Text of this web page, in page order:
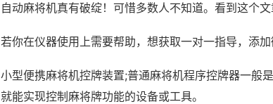
自动麻将机真有破绽！可惜多数人不知道。看到这个文
若你在仪器使用上需要帮助，想获取一对一指导，添
小型便携麻将机控牌装置;普通麻将机程序控牌器一般
就能实现控制麻将牌功能的设备或工具。